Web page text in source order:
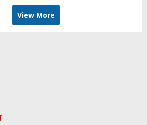
View More